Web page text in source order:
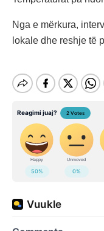
Nga e mërkura,
lokale dhe reshje të